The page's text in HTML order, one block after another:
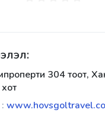
304 тоот,